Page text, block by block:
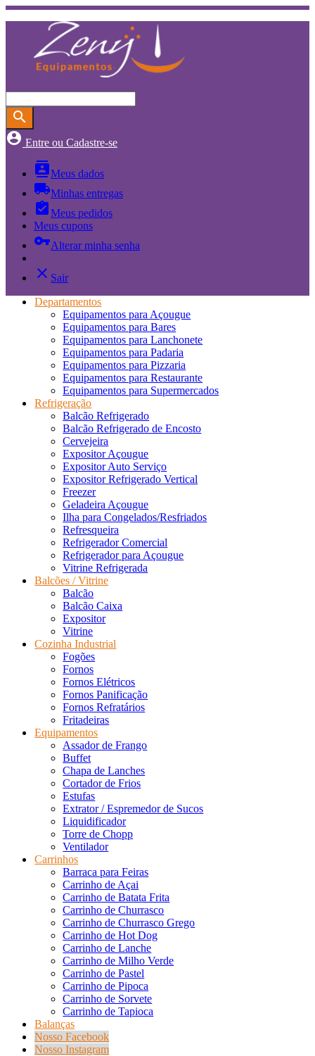
search
account_circle Entre ou Cadastre-se
contactsMeus dados
local_shippingMinhas entregas
assignment_turned_inMeus pedidos
Meus cupons
vpn_keyAlterar minha senha
close Sair
Departamentos
Equipamentos para Açougue
Equipamentos para Bares
Equipamentos para Lanchonete
Equipamentos para Padaria
Equipamentos para Pizzaria
Equipamentos para Restaurante
Equipamentos para Supermercados
Refrigeração
Balcão Refrigerado
Balcão Refrigerado de Encosto
Cervejeira
Expositor Açougue
Expositor Auto Serviço
Expositor Refrigerado Vertical
Freezer
Geladeira Açougue
Ilha para Congelados/Resfriados
Refresqueira
Refrigerador Comercial
Refrigerador para Açougue
Vitrine Refrigerada
Balcões / Vitrine
Balcão
Balcão Caixa
Expositor
Vitrine
Cozinha Industrial
Fogões
Fornos
Fornos Elétricos
Fornos Panificação
Fornos Refratários
Fritadeiras
Equipamentos
Assador de Frango
Buffet
Chapa de Lanches
Cortador de Frios
Estufas
Extrator / Espremedor de Sucos
Liquidificador
Torre de Chopp
Ventilador
Carrinhos
Barraca para Feiras
Carrinho de Açai
Carrinho de Batata Frita
Carrinho de Churrasco
Carrinho de Churrasco Grego
Carrinho de Hot Dog
Carrinho de Lanche
Carrinho de Milho Verde
Carrinho de Pastel
Carrinho de Pipoca
Carrinho de Sorvete
Carrinho de Tapioca
Balanças
Nosso Facebook
Nosso Instagram